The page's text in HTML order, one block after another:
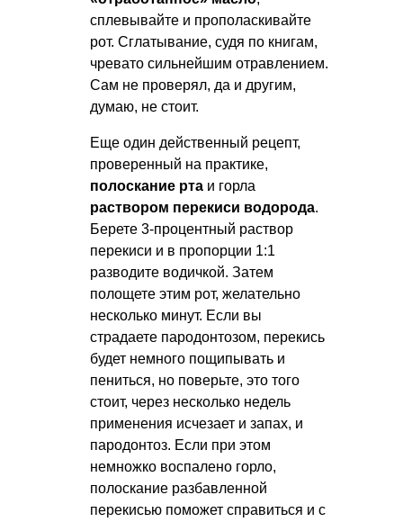
сплевывайте и прополаскивайте
рот. Сглатывание, судя по книгам,
чревато сильнейшим отравлением.
Сам не проверял, да и другим,
думаю, не стоит.
Еще один действенный рецепт,
проверенный на практике,
полоскание рта и горла
раствором перекиси водорода.
Берете 3-процентный раствор
перекиси и в пропорции 1:1
разводите водичкой. Затем
полощете этим рот, желательно
несколько минут. Если вы
страдаете пародонтозом, перекись
будет немного пощипывать и
пениться, но поверьте, это того
стоит, через несколько недель
применения исчезает и запах, и
пародонтоз. Если при этом
немножко воспалено горло,
полоскание разбавленной
перекисью поможет справиться и с